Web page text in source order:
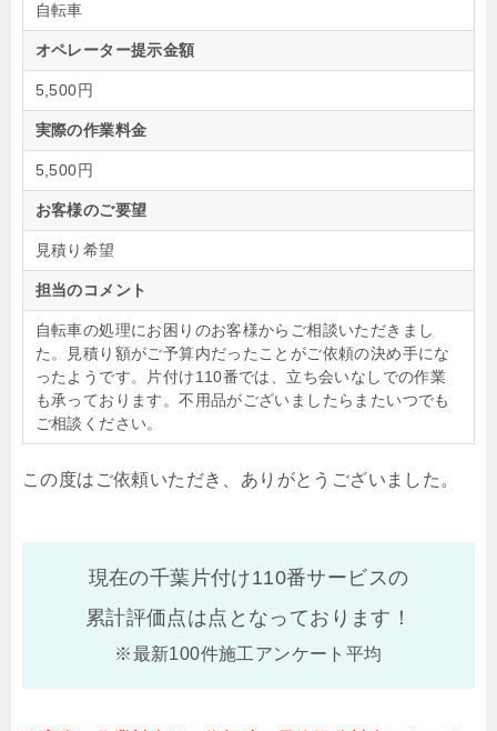
自転車
オペレーター提示金額
5,500円
実際の作業料金
5,500円
お客様のご要望
見積り希望
担当のコメント
自転車の処理にお困りのお客様からご相談いただきまし
た。見積り額がご予算内だったことがご依頼の決め手にな
ったようです。片付け110番では、立ち会いなしでの作業
も承っております。不用品がございましたらまたいつでも
ご相談ください。
この度はご依頼いただき、ありがとうございました。
現在の千葉片付け110番サービスの
累計評価点は点となっております！
※最新100件施工アンケート平均